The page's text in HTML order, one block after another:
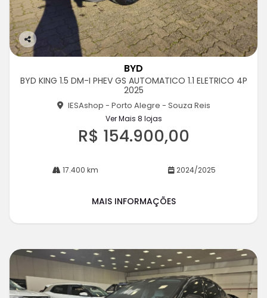
Co
rtil
BYD
BYD KING 1.5 DM-I PHEV GS AUTOMATICO 1.1 ELETRICO 4P
2025
IESAshop - Porto Alegre - Souza Reis
Ver Mais 8 lojas
R$ 154.900,00
17.400 km 2024/2025
MAIS INFORMAÇÕES